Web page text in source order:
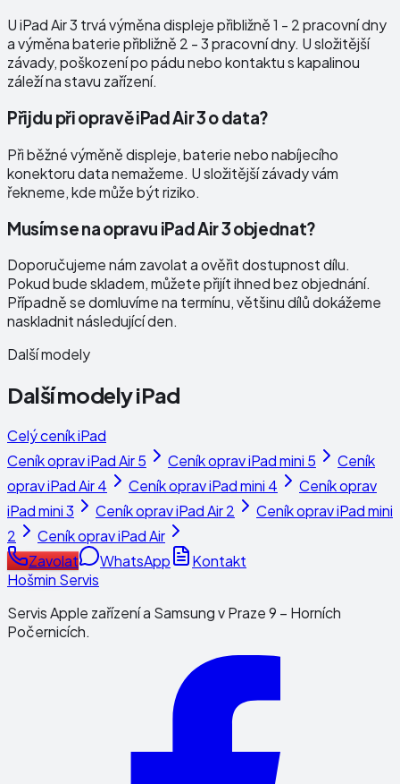
U iPad Air 3 trvá výměna displeje přibližně 1 - 2 pracovní dny
a výměna baterie přibližně 2 - 3 pracovní dny. U složitější
závady, poškození po pádu nebo kontaktu s kapalinou
záleží na stavu zařízení.
Přijdu při opravě iPad Air 3 o data?
Při běžné výměně displeje, baterie nebo nabíjecího
konektoru data nemažeme. U složitější závady vám
řekneme, kde může být riziko.
Musím se na opravu iPad Air 3 objednat?
Doporučujeme nám zavolat a ověřit dostupnost dílu.
Pokud bude skladem, můžete přijít ihned bez objednání.
Případně se domluvíme na termínu, většinu dílů dokážeme
naskladnit následující den.
Další modely
Další modelyiPad
Celý ceníkiPad
Ceník opraviPad Air 5 Ceník opraviPad mini 5
Ceník
opraviPad Air 4 Ceník opraviPad mini 4
Ceník oprav
iPad mini 3
Ceník opraviPad Air 2 Ceník opraviPad mini
2
Ceník opraviPad Air
Zavolat
WhatsApp
Kontakt
Hošmin Servis
Servis Apple zařízení a Samsung v Praze 9 – Horních
Počernicích.